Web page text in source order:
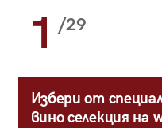
1 /29
Избери от
вино селекция на